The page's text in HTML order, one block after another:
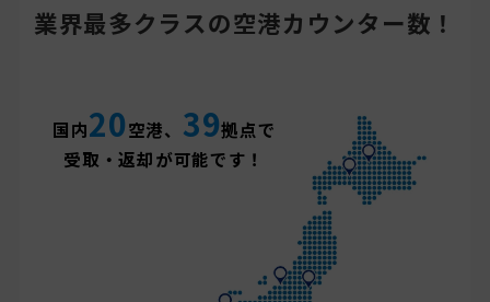
業界最多クラスの空港カウンター数！
国内20空港、 39拠点で
受取・返却が可能です！